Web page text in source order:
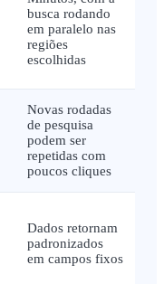
busca rodando
em paralelo nas
regiões
escolhidas
Novas rodadas
de pesquisa
podem ser
repetidas com
poucos cliques
Dados retornam
padronizados
em campos fixos